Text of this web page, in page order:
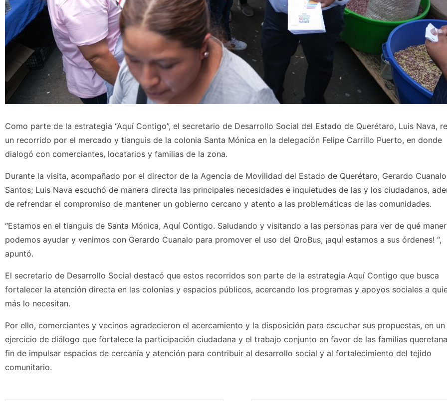
Como parte de la estrategia “Aquí Contigo”, el secretario de Desarrollo Social del Estado de Querétaro, Luis Nava,
un recorrido por el mercado y tianguis de la colonia Santa Mónica en la delegación Felipe Carrillo Puerto, en donde
dialogó con comerciantes, locatarios y familias de la zona.
Durante la visita, acompañado por el director de la Agencia de Movilidad del Estado de Querétaro, Gerardo Cuanalo
Santos; Luis Nava escuchó de manera directa las principales necesidades e inquietudes de las y los ciudadanos,
de refrendar el compromiso de mantener un gobierno cercano y atento a las problemáticas de las comunidades.
“Estamos en el tianguis de Santa Mónica, Aquí Contigo. Saludando y visitando a las personas para ver de qué
podemos ayudar y venimos con Gerardo Cuanalo para promover el uso del QroBus, ¡aquí estamos a sus órdenes! “,
apuntó.
El secretario de Desarrollo Social destacó que estos recorridos son parte de la estrategia Aquí Contigo que busca
fortalecer la atención directa en las colonias y espacios públicos, acercando los programas y apoyos sociales a
más lo necesitan.
Por ello, comerciantes y vecinos agradecieron el acercamiento y la disposición para escuchar sus propuestas, en un
ejercicio de diálogo que fortalece la participación ciudadana y el trabajo conjunto en favor de las familias
fin de impulsar espacios de cercanía y atención para contribuir al desarrollo social y al fortalecimiento del tejido
comunitario.